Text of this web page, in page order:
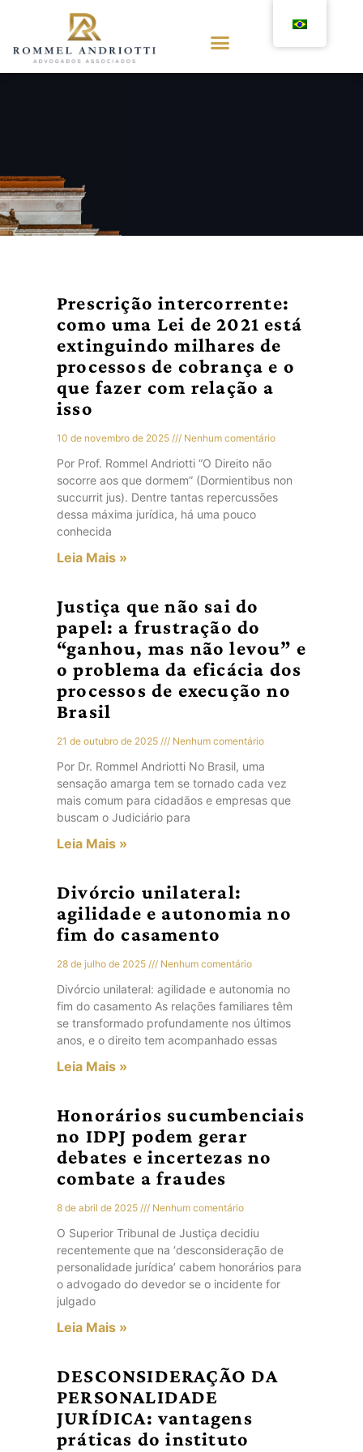
Prescrição intercorrente:
como uma Lei de 2021 está
extinguindo milhares de
processos de cobrança e o
que fazer com relação a
isso
10 de novembro de 2025 Nenhum comentário
Por Prof. Rommel Andriotti “O Direito não
socorre aos que dormem” (Dormientibus non
succurrit jus). Dentre tantas repercussões
dessa máxima jurídica, há uma pouco
conhecida
Leia Mais »
Justiça que não sai do
papel: a frustração do
“ganhou, mas não levou” e
o problema da eficácia dos
processos de execução no
Brasil
21 de outubro de 2025 Nenhum comentário
Por Dr. Rommel Andriotti No Brasil, uma
sensação amarga tem se tornado cada vez
mais comum para cidadãos e empresas que
buscam o Judiciário para
Leia Mais »
Divórcio unilateral:
agilidade e autonomia no
fim do casamento
28 de julho de 2025 Nenhum comentário
Divórcio unilateral: agilidade e autonomia no
fim do casamento As relações familiares têm
se transformado profundamente nos últimos
anos, e o direito tem acompanhado essas
Leia Mais »
Honorários sucumbenciais
no IDPJ podem gerar
debates e incertezas no
combate a fraudes
8 de abril de 2025 Nenhum comentário
O Superior Tribunal de Justiça decidiu
recentemente que na ‘desconsideração de
personalidade jurídica’ cabem honorários para
o advogado do devedor se o incidente for
julgado
Leia Mais »
DESCONSIDERAÇÃO DA
PERSONALIDADE
JURÍDICA: vantagens
práticas do instituto